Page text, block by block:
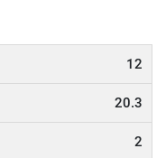
12
20.3
2